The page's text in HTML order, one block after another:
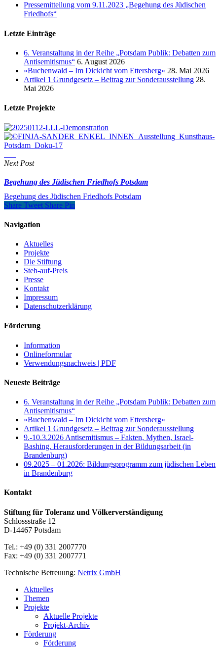
Pressemitteilung vom 9.11.2023 „Begehung des Jüdischen
Friedhofs“
Letzte Einträge
6. Veranstaltung in der Reihe „Potsdam Publik: Debatten zum
Antisemitismus“ 6. August 2026
»Buchenwald – Im Dickicht vom Ettersberg« 28. Mai 2026
Artikel 1 Grundgesetz – Beitrag zur Sonderausstellung 28.
Mai 2026
Letzte Projekte
Next Post
Begehung des Jüdischen Friedhofs Potsdam
Begehung des Jüdischen Friedhofs Potsdam
Share Tweet Share Pin
Navigation
Aktuelles
Projekte
Die Stiftung
Steh-auf-Preis
Presse
Kontakt
Impressum
Datenschutzerklärung
Förderung
Information
Onlineformular
Verwendungsnachweis | PDF
Neueste Beiträge
6. Veranstaltung in der Reihe „Potsdam Publik: Debatten zum
Antisemitismus“
»Buchenwald – Im Dickicht vom Ettersberg«
Artikel 1 Grundgesetz – Beitrag zur Sonderausstellung
9.-10.3.2026 Antisemitismus – Fakten, Mythen, Israel-
Bashing. Herausforderungen in der Bildungsarbeit (in
Brandenburg)
09.2025 – 01.2026: Bildungsprogramm zum jüdischen Leben
in Brandenburg
Kontakt
Stiftung für Toleranz und Völkerverständigung
Schlossstraße 12
D-14467 Potsdam
Tel.: +49 (0) 331 2007770
Fax: +49 (0) 331 2007771
Technische Betreuung: Netrix GmbH
Close
Menu
Aktuelles
Themen
Projekte
Aktuelle Projekte
Projekt-Archiv
Förderung
Förderung